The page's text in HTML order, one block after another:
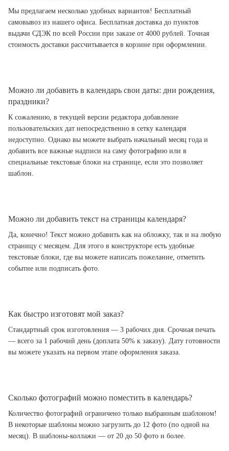
Мы предлагаем несколько удобных вариантов! Бесплатный
самовывоз из нашего офиса. Бесплатная доставка до пунктов
выдачи СДЭК по всей России при заказе от 4000 рублей. Точная
стоимость доставки рассчитывается в корзине при оформлении.
Можно ли добавить в календарь свои даты: дни рождения,
праздники?
К сожалению, в текущей версии редактора добавление
пользовательских дат непосредственно в сетку календаря
недоступно. Однако вы можете выбрать начальный месяц года и
добавить все важные надписи на саму фотографию или в
специальные текстовые блоки на странице, если это позволяет
шаблон.
Можно ли добавить текст на страницы календаря?
Да, конечно! Текст можно добавить как на обложку, так и на любую
страницу с месяцем. Для этого в конструкторе есть удобные
текстовые блоки, где вы можете написать пожелание, отметить
событие или подписать фото.
Как быстро изготовят мой заказ?
Стандартный срок изготовления — 3 рабочих дня. Срочная печать
— всего за 1 рабочий день (доплата 50% к заказу). Дату готовности
вы можете указать на первом этапе оформления заказа.
Сколько фотографий можно поместить в календарь?
Количество фотографий ограничено только выбранным шаблоном!
В некоторые шаблоны можно загрузить до 12 фото (по одной на
месяц). В шаблоны-коллажи — от 20 до 50 фото и более.